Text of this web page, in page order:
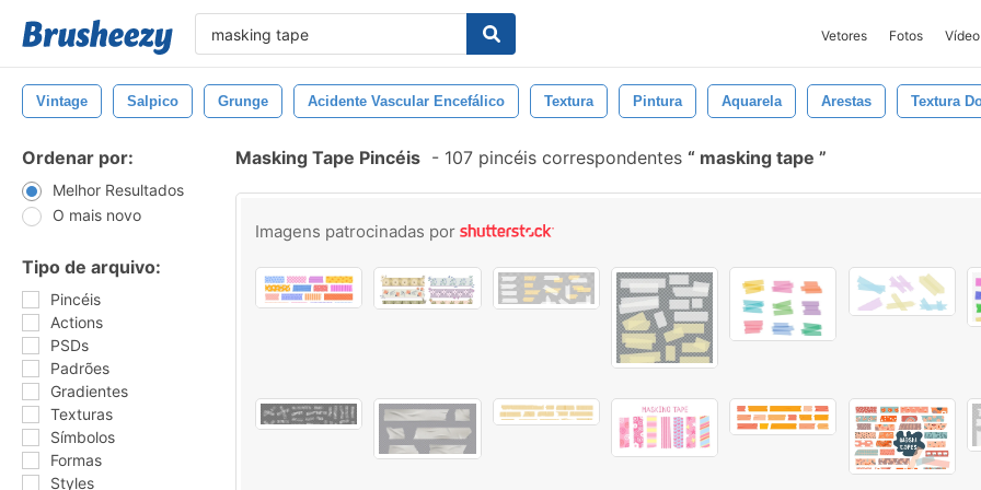
Vetores Fotos Vídeo
Vintage Salpico Grunge Acidente Vascular Encefálico Textura Pintura Aquarela Arestas Textura
Ordenar por:
Melhor Resultados
O mais novo
Tipo de arquivo:
Pincéis
Actions
PSDs
Padrões
Gradientes
Texturas
Símbolos
Formas
Styles
Masking Tape Pincéis - 107 pincéis correspondentes masking tape
Imagens patrocinadas por